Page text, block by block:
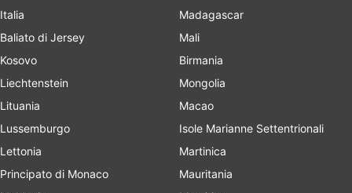
Italia
Baliato di Jersey
Kosovo
Liechtenstein
Lituania
Lussemburgo
Lettonia
Principato di Monaco
Madagascar
Mali
Birmania
Mongolia
Macao
Isole Marianne Settentrionali
Martinica
Mauritania